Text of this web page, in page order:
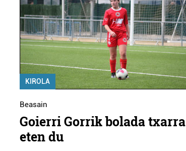
KIROLA
Beasain
Goierri Gorrik bolada txarra
eten du